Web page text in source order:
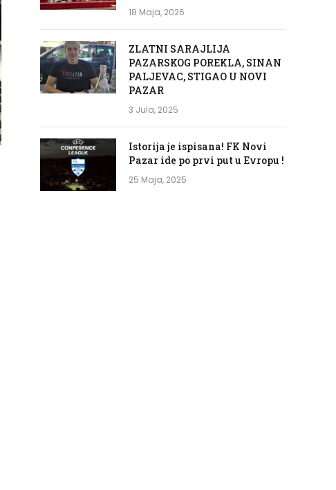
18 Maja, 2026
ZLATNI SARAJLIJA
PAZARSKOG POREKLA, SINAN
PALJEVAC, STIGAO U NOVI
PAZAR
3 Jula, 2025
Istorija je ispisana! FK Novi
Pazar ide po prvi put u Evropu !
25 Maja, 2025